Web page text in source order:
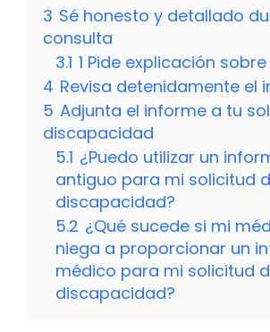
3 Sé honesto y detallado
consulta
3.1 1 Pide explicación
4 Revisa detenidamente el
5 Adjunta el informe a tu
discapacidad
5.1 ¿Puedo utilizar un
antiguo para mi solicitud
discapacidad?
5.2 ¿Qué sucede si mi
niega a proporcionar un
médico para mi solicitud
discapacidad?